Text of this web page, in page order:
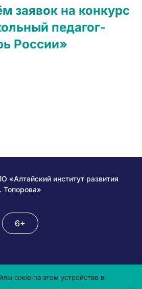
заявок на конкурс
педагог-
России»
институт развития
Топорова»
6+
сокіе на этом устройстве в